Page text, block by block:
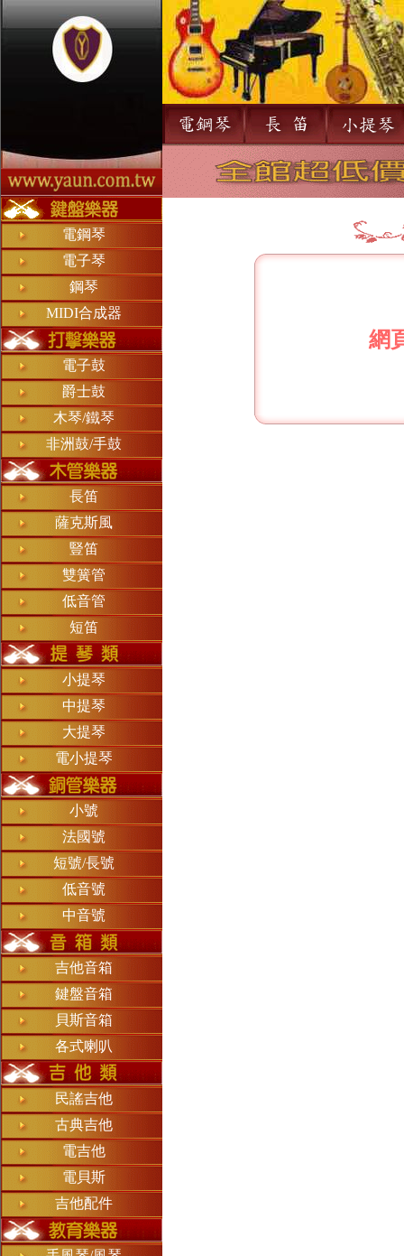
電鋼琴
電子琴
鋼琴
MIDI合成器
電子鼓
爵士鼓
木琴/鐵琴
非洲鼓/手鼓
長笛
薩克斯風
豎笛
雙簧管
低音管
短笛
小提琴
中提琴
大提琴
電小提琴
小號
法國號
短號/長號
低音號
中音號
吉他音箱
鍵盤音箱
貝斯音箱
各式喇叭
民謠吉他
古典吉他
電吉他
電貝斯
吉他配件
網